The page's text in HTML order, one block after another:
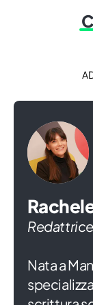
Redattrice
Nata a